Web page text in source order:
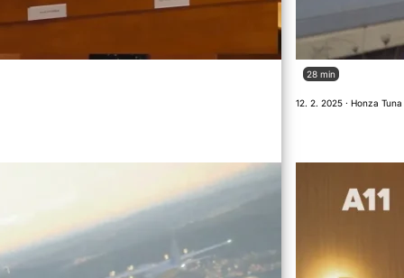
28 min
12. 2. 2025 · Honza